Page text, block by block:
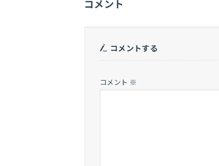
コメント
コメントする
コメント ※